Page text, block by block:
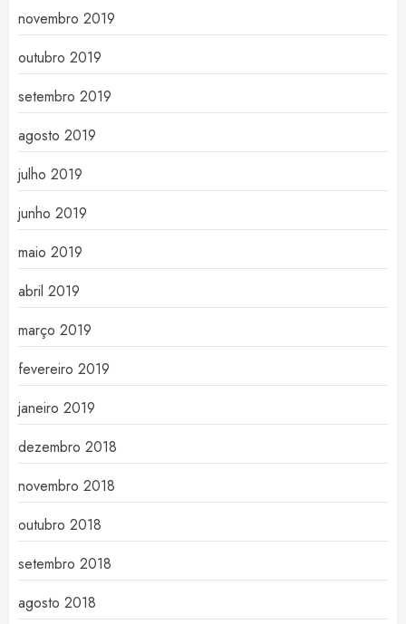
novembro 2019
outubro 2019
setembro 2019
agosto 2019
julho 2019
junho 2019
maio 2019
abril 2019
março 2019
fevereiro 2019
janeiro 2019
dezembro 2018
novembro 2018
outubro 2018
setembro 2018
agosto 2018